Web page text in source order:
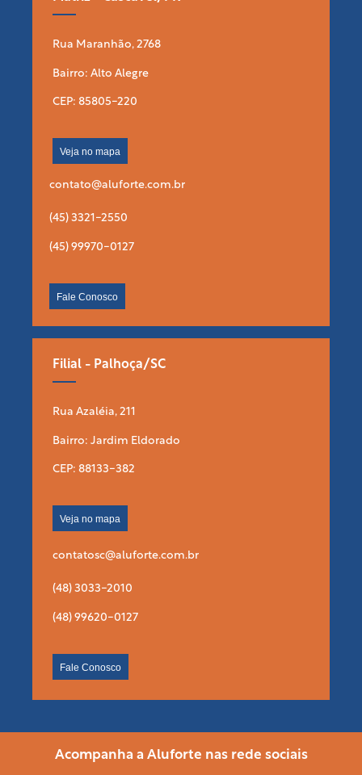
Rua Maranhão, 2768
Bairro: Alto Alegre
CEP: 85805-220
Veja no mapa
contato@aluforte.com.br
(45) 3321-2550
(45) 99970-0127
Fale Conosco
Filial - Palhoça/SC
Rua Azaléia, 211
Bairro: Jardim Eldorado
CEP: 88133-382
Veja no mapa
contatosc@aluforte.com.br
(48) 3033-2010
(48) 99620-0127
Fale Conosco
Acompanha a Aluforte nas rede sociais